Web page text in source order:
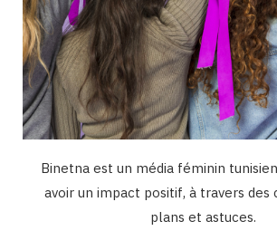
Binetna est un média féminin
avoir un impact positif, à travers des
plans et astuces.